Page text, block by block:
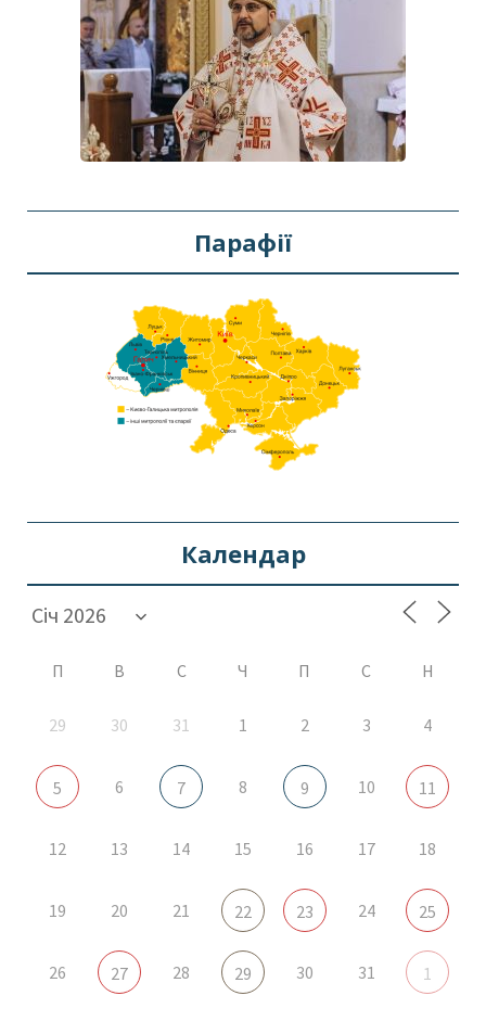
Парафії
Календар
П В С Ч П С Н
29 30 31 1 2 3 4
5 6 7 8 9 10 11
12 13 14 15 16 17 18
19 20 21 22 23 24 25
26 27 28 29 30 31 1